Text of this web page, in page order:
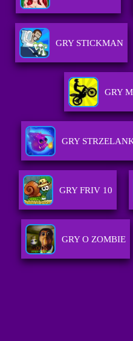
GRY STICKMAN
GRY
GRY
GRY FRIV 10
GRY O ZOMBIE